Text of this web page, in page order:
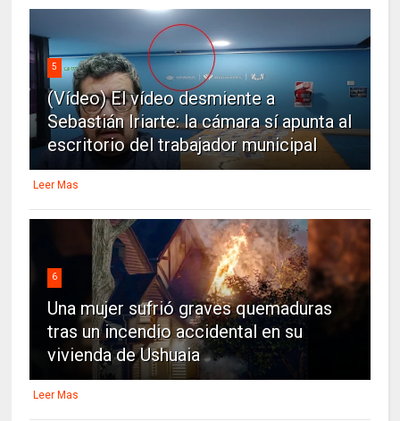
5
(Vídeo) El vídeo desmiente a
Sebastián Iriarte: la cámara sí apunta al
escritorio del trabajador municipal
Leer Mas
6
Una mujer sufrió graves quemaduras
tras un incendio accidental en su
vivienda de Ushuaia
Leer Mas